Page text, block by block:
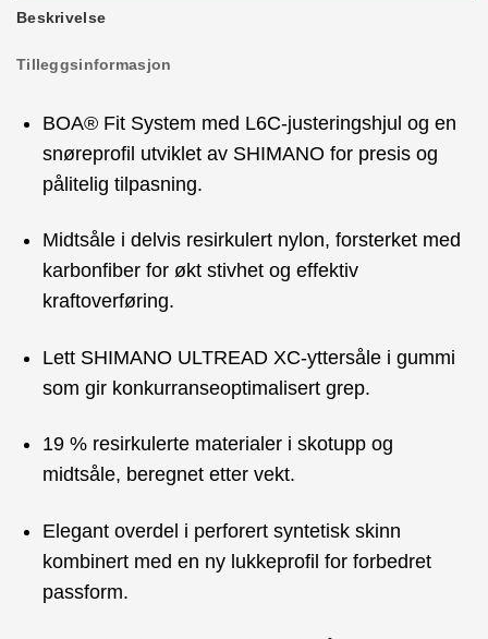
Beskrivelse
Tilleggsinformasjon
BOA® Fit System med L6C-justeringshjul og en
snøreprofil utviklet av SHIMANO for presis og
pålitelig tilpasning.
Midtsåle i delvis resirkulert nylon, forsterket med
karbonfiber for økt stivhet og effektiv
kraftoverføring.
Lett SHIMANO ULTREAD XC-yttersåle i gummi
som gir konkurranseoptimalisert grep.
19 % resirkulerte materialer i skotupp og
midtsåle, beregnet etter vekt.
Elegant overdel i perforert syntetisk skinn
kombinert med en ny lukkeprofil for forbedret
passform.